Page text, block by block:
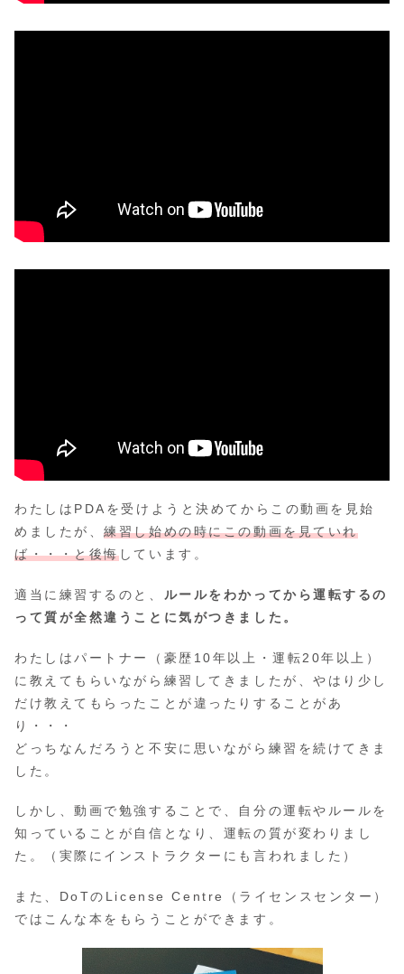
わたしはPDAを受けようと決めてからこの動画を見始
めましたが、練習し始めの時にこの動画を見ていれ
ば・・・と後悔しています。
適当に練習するのと、 ルールをわかってから運転するの
って質が全然違うことに気がつきました。
わたしはパートナー（豪歴10年以上・運転20年以上）
に教えてもらいながら練習してきましたが、やはり少し
だけ教えてもらったことが違ったりすることがあ
り・・・
どっちなんだろうと不安に思いながら練習を続けてきま
した。
しかし、動画で勉強することで、自分の運転やルールを
知っていることが自信となり、運転の質が変わりまし
た。（実際にインストラクターにも言われました）
また、DoTのLicense Centre（ライセンスセンター）
ではこんな本をもらうことができます。